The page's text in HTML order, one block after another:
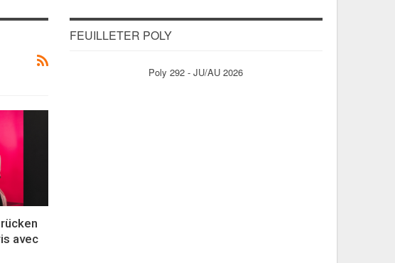
avec
FEUILLETER POLY
Poly 292 - JU/AU 2026